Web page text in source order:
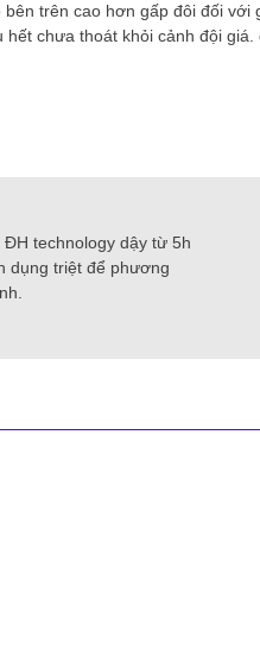
trên cao hơn gấp đôi đối
chưa thoát khỏi cảnh đội
ĐH technology dậy từ 5h
dụng triệt để phương